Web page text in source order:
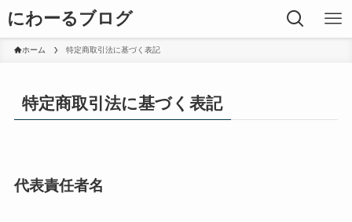
にわーるブログ
ホーム 特定商取引法に基づく表記
特定商取引法に基づく表記
代表責任者名